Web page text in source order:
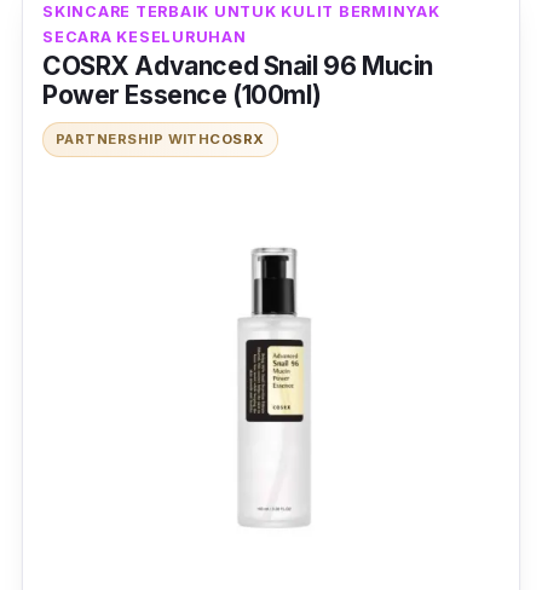
melindungi kulit dari radikal bebas,
membersihkan dan mengecilkan lubang pori.
Ideal untuk kesemua jenis kulit terutamanya
jenis kombinasi.
SKINCARE TERBAIK UNTUK KULIT BERMINYAK
SECARA KESELURUHAN
COSRX Advanced Snail 96 Mucin
Power Essence (100ml)
PARTNERSHIP WITHCOSRX